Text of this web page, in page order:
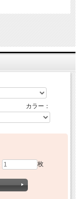
カラー：
枚